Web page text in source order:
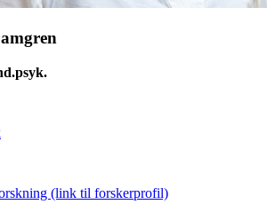
(link til forskerprofil)